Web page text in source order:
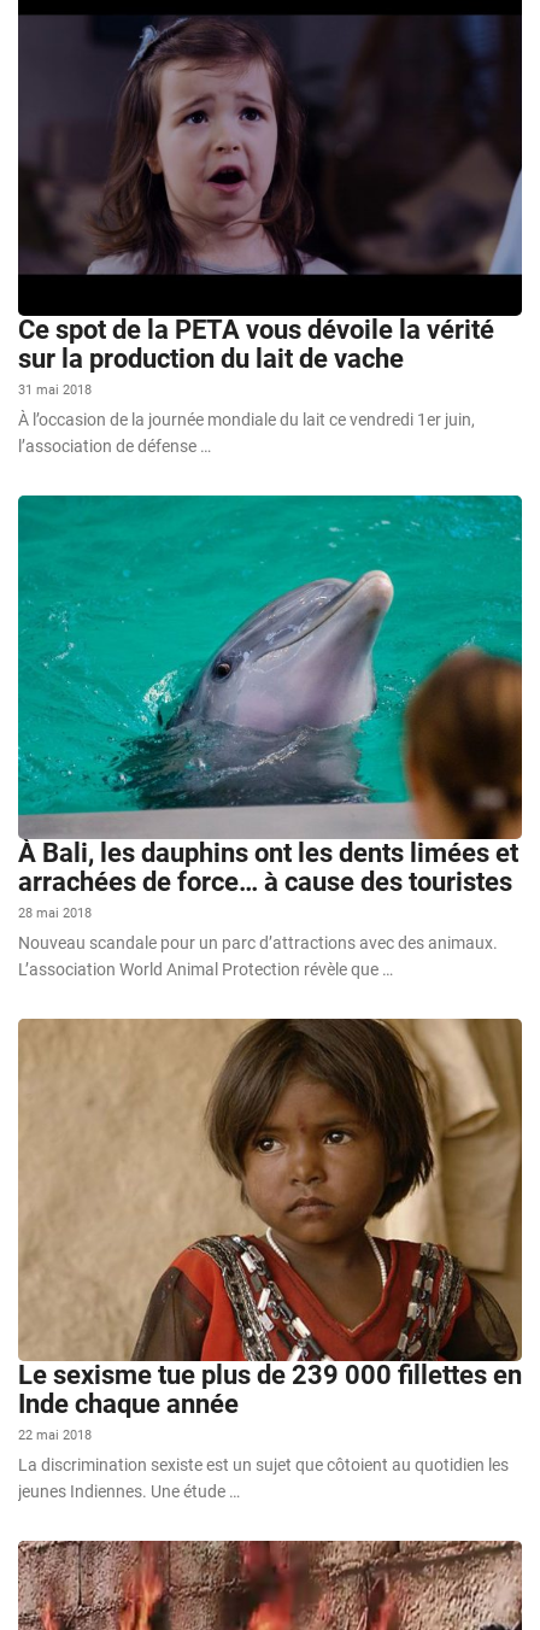
Ce spot de la PETA vous dévoile la vérité
sur la production du lait de vache
31 mai 2018
À l’occasion de la journée mondiale du lait ce vendredi 1er juin,
l’association de défense …
À Bali, les dauphins ont les dents limées et
arrachées de force… à cause des touristes
28 mai 2018
Nouveau scandale pour un parc d’attractions avec des animaux.
L’association World Animal Protection révèle que …
Le sexisme tue plus de 239 000 fillettes en
Inde chaque année
22 mai 2018
La discrimination sexiste est un sujet que côtoient au quotidien les
jeunes Indiennes. Une étude …